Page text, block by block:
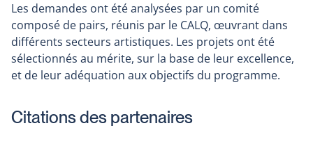
Les demandes ont été analysées par un comité
composé de pairs, réunis par le CALQ, œuvrant dans
différents secteurs artistiques. Les projets ont été
sélectionnés au mérite, sur la base de leur excellence,
et de leur adéquation aux objectifs du programme.
Citations des partenaires